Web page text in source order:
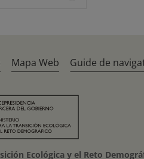
Mapa Web Guide de
Ecológica y el Reto